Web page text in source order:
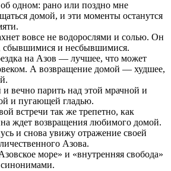
одном: рано или поздно мне
домой, и эти моменты останутся
вовсе не водорослями и солью. Он
сбывшимися и несбывшимися.
на Азов — лучшее, что может
А возвращение домой — худшее,
вечно парить над этой мрачной и
и пугающей гладью.
встречи так же трепетно, как
ждет возвращения любимого домой.
и снова увижу отражение своей
Азова.
море» и «внутренняя свобода»
синонимами.